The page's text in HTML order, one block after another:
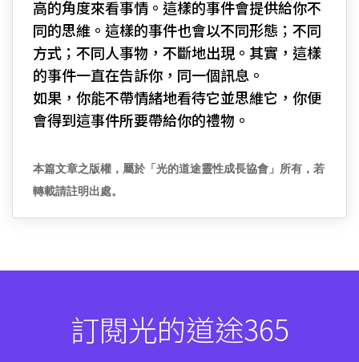
高的角度來看事情。這樣的事件會提供給你不
同的思維。這樣的事件也會以不同形態；不同
方式；不同人事物，不斷地出現。其實，這樣
的事件一直在告訴你，同一個訊息。
如果，你能不帶情緒地看待它並思維它，你便
會得到這事件所要帶給你的禮物。
本篇文章之版權，屬於「光的道途靈性成長協會」所有，若
轉載請註明出處。
訂閱光的道途365